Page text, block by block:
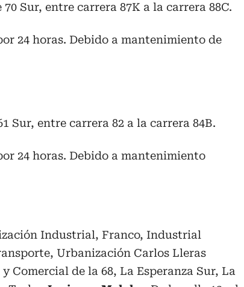
Sur, entre carrera 87K a la carrera 88C.
24 horas. Debido a mantenimiento de
Sur, entre carrera 82 a la carrera 84B.
24 horas. Debido a mantenimiento
Industrial, Franco, Industrial
Urbanización Carlos Lleras
Comercial de la 68, La Esperanza Sur, La